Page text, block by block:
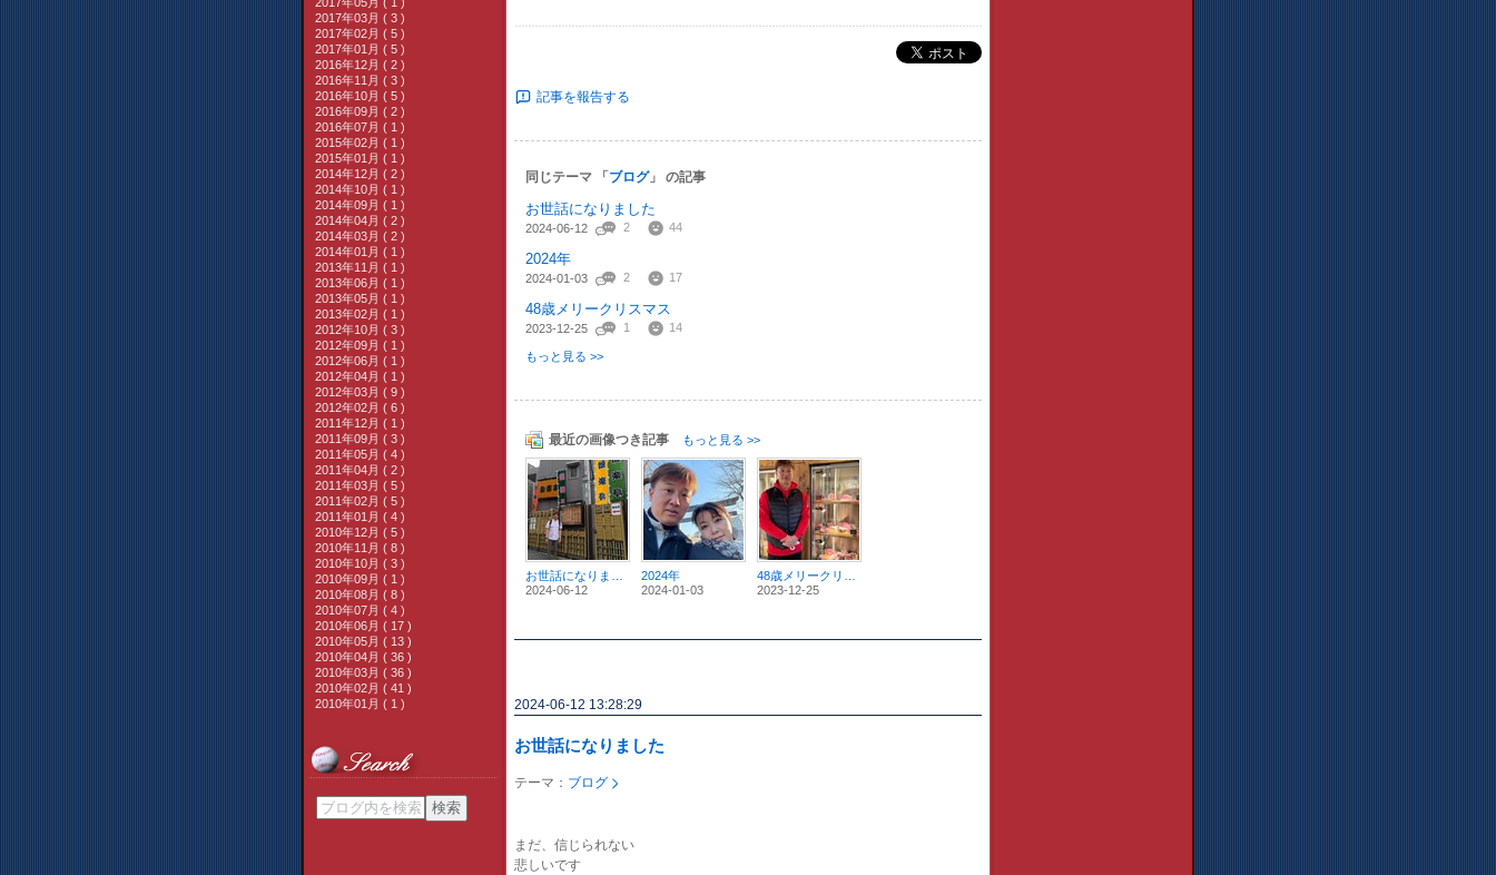
2017年03月 ( 3 )
2017年02月 ( 5 )
2017年01月 ( 5 )
2016年12月 ( 2 )
2016年11月 ( 3 )
2016年10月 ( 5 )
2016年09月 ( 2 )
2016年07月 ( 1 )
2015年02月 ( 1 )
2015年01月 ( 1 )
2014年12月 ( 2 )
2014年10月 ( 1 )
2014年09月 ( 1 )
2014年04月 ( 2 )
2014年03月 ( 2 )
2014年01月 ( 1 )
2013年11月 ( 1 )
2013年06月 ( 1 )
2013年05月 ( 1 )
2013年02月 ( 1 )
2012年10月 ( 3 )
2012年09月 ( 1 )
2012年06月 ( 1 )
2012年04月 ( 1 )
2012年03月 ( 9 )
2012年02月 ( 6 )
2011年12月 ( 1 )
2011年09月 ( 3 )
2011年05月 ( 4 )
2011年04月 ( 2 )
2011年03月 ( 5 )
2011年02月 ( 5 )
2011年01月 ( 4 )
2010年12月 ( 5 )
2010年11月 ( 8 )
2010年10月 ( 3 )
2010年09月 ( 1 )
2010年08月 ( 8 )
2010年07月 ( 4 )
2010年06月 ( 17 )
2010年05月 ( 13 )
2010年04月 ( 36 )
2010年03月 ( 36 )
2010年02月 ( 41 )
2010年01月 ( 1 )
ポスト
記事を報告する
同じテーマ 「 ブログ」 の記事
お世話になりました
2024-06-12 2 44
2024年
2024-01-03 2 17
48歳メリークリスマス
2023-12-25 1 14
もっと見る >>
最近の画像つき記事 もっと見る >>
2024-06-12
2024年
2024-01-03
2023-12-25
2024-06-12 13:28:29
お世話になりました
テーマ： ブログ
まだ、信じられない
悲しいです